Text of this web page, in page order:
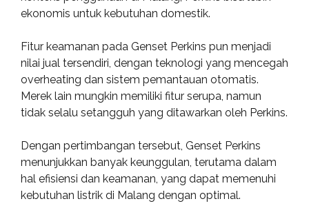
ekonomis untuk kebutuhan domestik.
Fitur keamanan pada Genset Perkins pun menjadi
nilai jual tersendiri, dengan teknologi yang mencegah
overheating dan sistem pemantauan otomatis.
Merek lain mungkin memiliki fitur serupa, namun
tidak selalu setangguh yang ditawarkan oleh Perkins.
Dengan pertimbangan tersebut, Genset Perkins
menunjukkan banyak keunggulan, terutama dalam
hal efisiensi dan keamanan, yang dapat memenuhi
kebutuhan listrik di Malang dengan optimal.